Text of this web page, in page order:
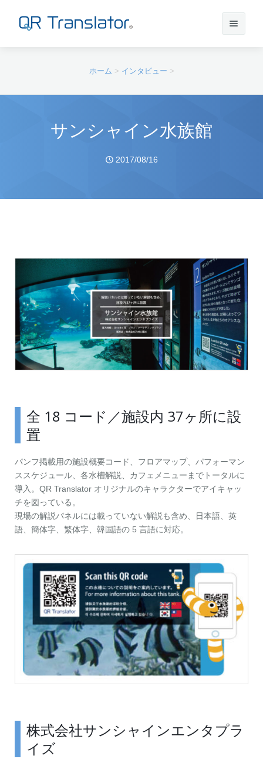
資料ダウンロード
アップデート情報
ブログ
マニュアル
Q&A
お問い合わせ
English
ホーム > インタビュー >
サンシャイン水族館
2017/08/16
全 18 コード／施設内 37ヶ所に設
置
パンフ掲載用の施設概要コード、フロアマップ、パフォーマン
ススケジュール、各水槽解説、カフェメニューまでトータルに
導入。QR Translator オリジナルのキャラクターでアイキャッ
チを図っている。
現場の解説パネルには載っていない解説も含め、日本語、英
語、簡体字、繁体字、韓国語の 5 言語に対応。
株式会社サンシャインエンタプラ
イズ